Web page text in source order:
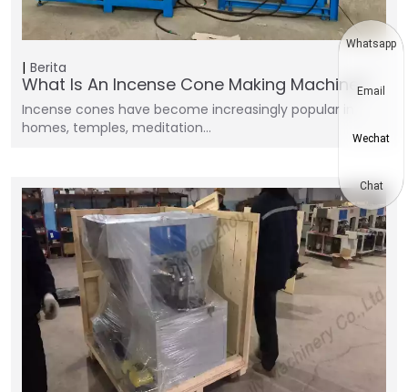
Berita
What Is An Incense Cone Making Machine?
Incense cones have become increasingly popular in
homes, temples, meditation…
Whatsapp
Email
Wechat
Chat